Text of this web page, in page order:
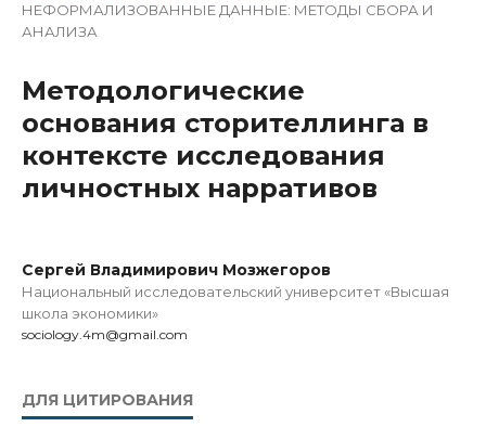
НЕФОРМАЛИЗОВАННЫЕ ДАННЫЕ: МЕТОДЫ СБОРА И
АНАЛИЗА
Методологические
основания сторителлинга в
контексте исследования
личностных нарративов
Сергей Владимирович Мозжегоров
Национальный исследовательский университет «Высшая
школа экономики»
sociology.4m@gmail.com
ДЛЯ ЦИТИРОВАНИЯ